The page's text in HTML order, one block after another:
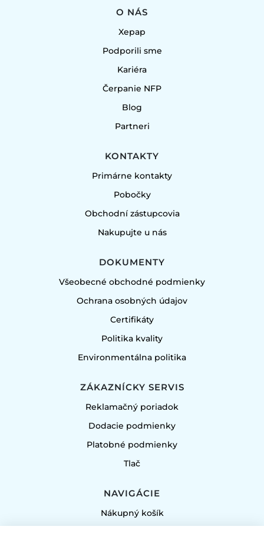
O NÁS
Xepap
Podporili sme
Kariéra
Čerpanie NFP
Blog
Partneri
KONTAKTY
Primárne kontakty
Pobočky
Obchodní zástupcovia
Nakupujte u nás
DOKUMENTY
Všeobecné obchodné podmienky
Ochrana osobných údajov
Certifikáty
Politika kvality
Environmentálna politika
ZÁKAZNÍCKY SERVIS
Reklamačný poriadok
Dodacie podmienky
Platobné podmienky
Tlač
NAVIGÁCIE
Nákupný košík